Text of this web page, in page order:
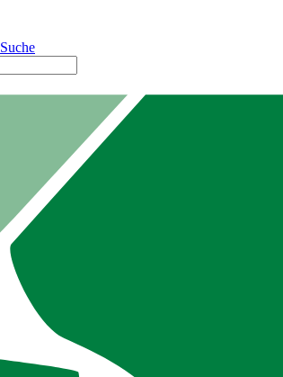
Suche